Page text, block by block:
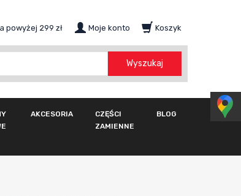
powyżej 299 zł Moje konto Koszyk
Wyszukaj
AKCESORIA
CZĘŚCI
ZAMIENNE
BLOG